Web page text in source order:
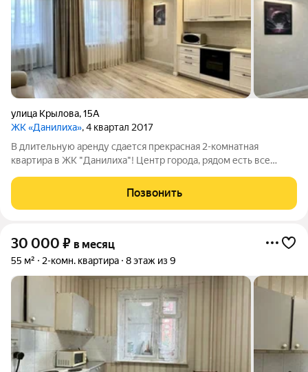
улица Крылова,15А
ЖК «Данилиха», 4 квартал 2017
В длительную аренду сдается прекрасная 2-комнатная
квартира в ЖК "Данилиха"! Центр города, рядом есть все
детские сады, аптеки, торговые центры. По новой дороге до ул.
Ленина 5 минут. Удобная
Позвонить
30 000 ₽ в месяц
55 м² 2-комн. квартира 8 этаж из 9